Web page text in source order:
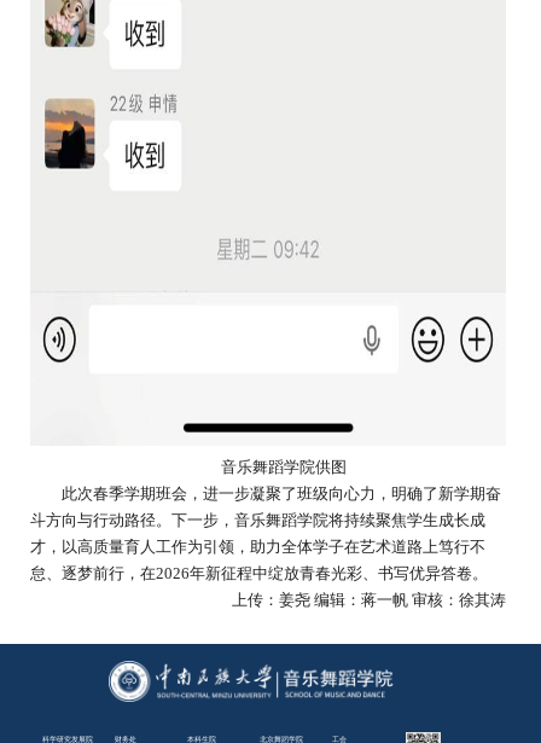
音乐舞蹈学院供图
此次春季学期班会，进一步凝聚了班级向心力，明确了新学期奋
斗方向与行动路径。下一步，音乐舞蹈学院将持续聚焦学生成长成
才，以高质量育人工作为引领，助力全体学子在艺术道路上笃行不
怠、逐梦前行，在2026年新征程中绽放青春光彩、书写优异答卷。
上传：姜尧 编辑：蒋一帆 审核：徐其涛
科学研究发展院 财务处 本科生院 北京舞蹈学院 工会